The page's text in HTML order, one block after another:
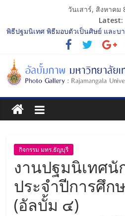
วันเสาร์, สิงหาคม
Latest:
พิธีปฐมนิเทศ พิธีมอบตัวเป็นศิษย์ และ
ประจำปีการศึกษา 2568 รุ่นที่ 2
การประกวดทูตกิจกรรม ประจำปีการศึก
2025 Time to Nine-T”
โครงการแลกเปลี่ยนเรียนรู้บทบาทขอ
เทคโนโลยีราชมงคลธัญบุรี
รับน้องเข้าคณะศิลปกรรมศาสตร์ “โยน
พิธีปฐมนิเทศ พิธีมอบตัวเป็นศิษย์ และบ
ประจำปีการศึกษา 2568 รุ่นที่ 3
กิจกรรม มทร.ธัญบุรี
งานปฐมนิเทศนั
ประจำปีการศึ
(อัลบั้ม ๔)